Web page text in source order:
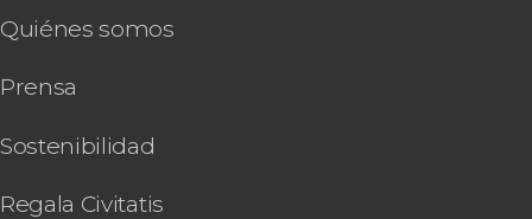
Quiénes somos
Prensa
Sostenibilidad
Regala Civitatis